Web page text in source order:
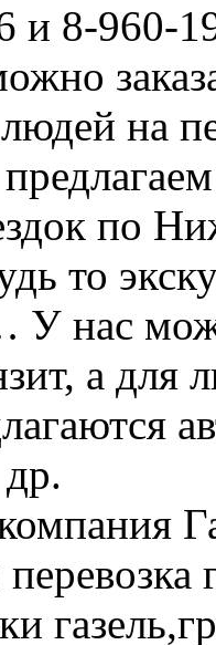
и 8-960-
на
по
то
нас
а для